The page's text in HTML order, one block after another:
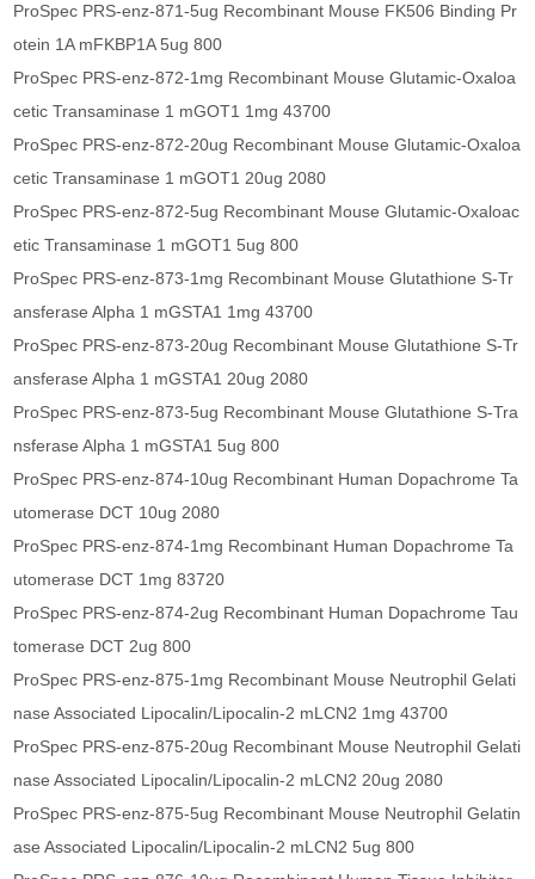
ProSpec PRS-enz-871-5ug Recombinant Mouse FK506 Binding Pr
otein 1A mFKBP1A 5ug 800
ProSpec PRS-enz-872-1mg Recombinant Mouse Glutamic-Oxaloa
cetic Transaminase 1 mGOT1 1mg 43700
ProSpec PRS-enz-872-20ug Recombinant Mouse Glutamic-Oxaloa
cetic Transaminase 1 mGOT1 20ug 2080
ProSpec PRS-enz-872-5ug Recombinant Mouse Glutamic-Oxaloac
etic Transaminase 1 mGOT1 5ug 800
ProSpec PRS-enz-873-1mg Recombinant Mouse Glutathione S-Tr
ansferase Alpha 1 mGSTA1 1mg 43700
ProSpec PRS-enz-873-20ug Recombinant Mouse Glutathione S-Tr
ansferase Alpha 1 mGSTA1 20ug 2080
ProSpec PRS-enz-873-5ug Recombinant Mouse Glutathione S-Tra
nsferase Alpha 1 mGSTA1 5ug 800
ProSpec PRS-enz-874-10ug Recombinant Human Dopachrome Ta
utomerase DCT 10ug 2080
ProSpec PRS-enz-874-1mg Recombinant Human Dopachrome Ta
utomerase DCT 1mg 83720
ProSpec PRS-enz-874-2ug Recombinant Human Dopachrome Tau
tomerase DCT 2ug 800
ProSpec PRS-enz-875-1mg Recombinant Mouse Neutrophil Gelati
nase Associated Lipocalin/Lipocalin-2 mLCN2 1mg 43700
ProSpec PRS-enz-875-20ug Recombinant Mouse Neutrophil Gelati
nase Associated Lipocalin/Lipocalin-2 mLCN2 20ug 2080
ProSpec PRS-enz-875-5ug Recombinant Mouse Neutrophil Gelatin
ase Associated Lipocalin/Lipocalin-2 mLCN2 5ug 800